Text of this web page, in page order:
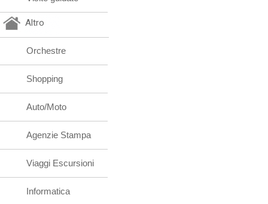
Altro
Orchestre
Shopping
Auto/Moto
Agenzie Stampa
Viaggi Escursioni
Informatica